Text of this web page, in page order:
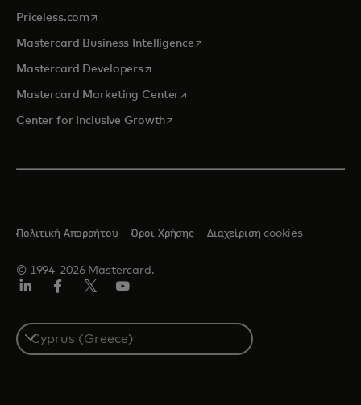
Priceless.com opens in a new tab
Mastercard Business Intelligenceopens in a new tab
Mastercard Developersopens in a new tab
Mastercard Marketing Centeropens in a new tab
Center for Inclusive Growthopens in a new tab
© 1994-2026 Mastercard.
Πολιτική Απορρήτου Όροι Χρήσης Διαχείριση cookies
Select
a
country